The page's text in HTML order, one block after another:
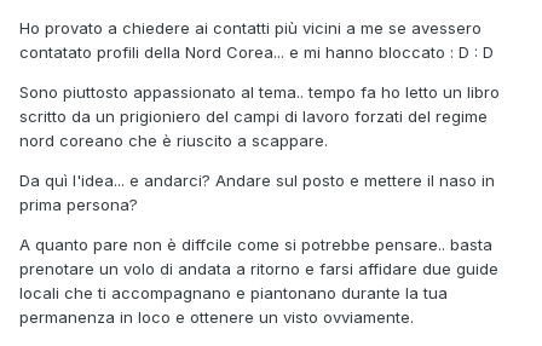
Ho provato a chiedere ai contatti più vicini a me se avessero
contatato profili della Nord Corea... e mi hanno bloccato : D : D
Sono piuttosto appassionato al tema.. tempo fa ho letto un libro
scritto da un prigioniero del campi di lavoro forzati del regime
nord coreano che è riuscito a scappare.
Da quì l'idea... e andarci? Andare sul posto e mettere il naso in
prima persona?
A quanto pare non è diffcile come si potrebbe pensare.. basta
prenotare un volo di andata a ritorno e farsi affidare due guide
locali che ti accompagnano e piantonano durante la tua
permanenza in loco e ottenere un visto ovviamente.